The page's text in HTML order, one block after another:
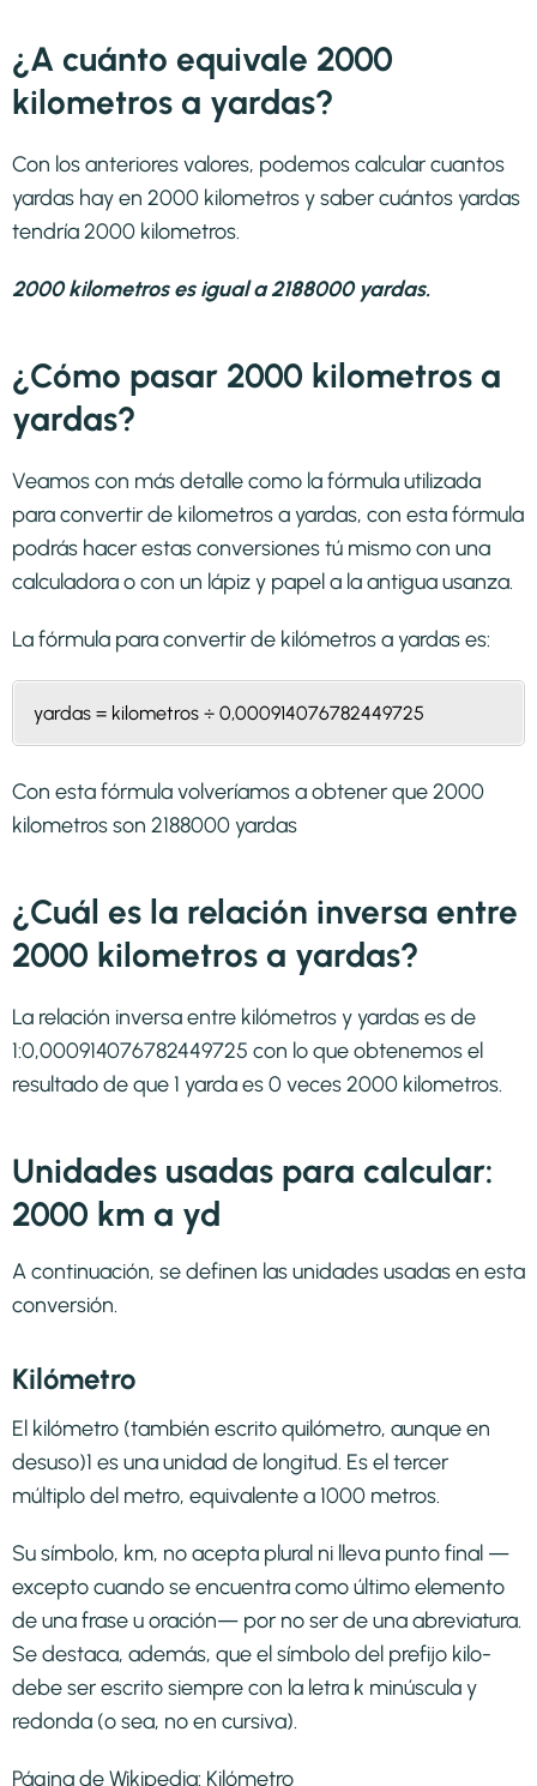
¿A cuánto equivale 2000
kilometros a yardas?
Con los anteriores valores, podemos calcular cuantos
yardas hay en 2000 kilometros y saber cuántos yardas
tendría 2000 kilometros.
2000 kilometros es igual a 2188000 yardas.
¿Cómo pasar 2000 kilometros a
yardas?
Veamos con más detalle como la fórmula utilizada
para convertir de kilometros a yardas, con esta fórmula
podrás hacer estas conversiones tú mismo con una
calculadora o con un lápiz y papel a la antigua usanza.
La fórmula para convertir de kilómetros a yardases:
yardas = kilometros ÷ 0,000914076782449725
Con esta fórmula volveríamos a obtener que 2000
kilometros son 2188000 yardas
¿Cuál es la relación inversa entre
2000 kilometros a yardas?
La relación inversa entre kilómetros y yardas es de
1:0,000914076782449725 con lo que obtenemos el
resultado de que 1 yarda es 0 veces 2000 kilometros.
Unidades usadas para calcular:
2000 km a yd
A continuación, se definen las unidades usadas en esta
conversión.
Kilómetro
El kilómetro (también escrito quilómetro, aunque en
desuso)1​ es una unidad de longitud. Es el tercer
múltiplo del metro, equivalente a 1000 metros.
Su símbolo, km, no acepta plural ni lleva punto final —
excepto cuando se encuentra como último elemento
de una frase u oración— por no ser de una abreviatura.
Se destaca, además, que el símbolo del prefijo kilo-
debe ser escrito siempre con la letra k minúscula y
redonda (o sea, no en cursiva).
Página de Wikipedia: Kilómetro